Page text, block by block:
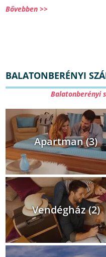
Bővebben >>
BALATONBERÉNYI
Balatonberényi
Apartman (3)
Vendégház (2)